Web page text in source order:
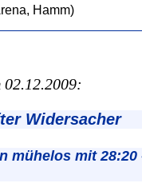
Hamm)
02.12.2009:
Widersacher
mühelos mit 28:20